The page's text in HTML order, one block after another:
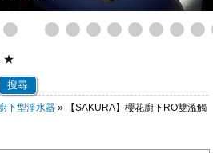
★
國家品牌玉山獎★★
獲台灣精品大獎★★
假，若有需要服務，請電0988-
搜尋
下型淨水器» 【SAKURA】櫻花廚下RO雙溫觸